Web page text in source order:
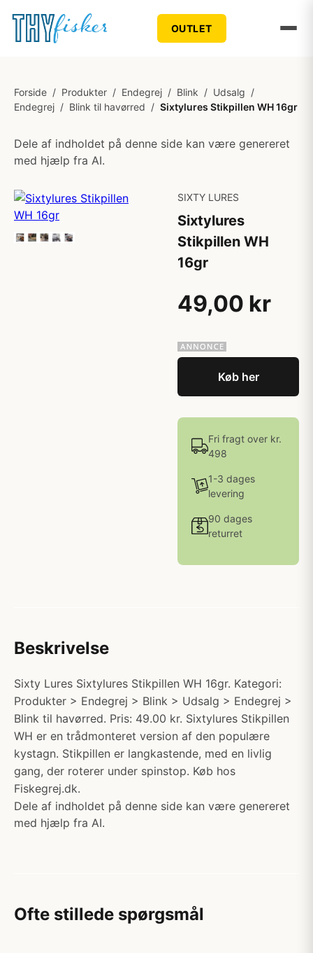
OUTLET
Forside / Produkter / Endegrej / Blink / Udsalg /
Endegrej / Blink til havørred / Sixtylures Stikpillen WH 16gr
Dele af indholdet på denne side kan være genereret
med hjælp fra AI.
SIXTY LURES
Sixtylures
Stikpillen WH
16gr
49,00 kr
Køb her
Fri fragt over kr.
498
1-3 dages
levering
90 dages
returret
Beskrivelse
Sixty Lures Sixtylures Stikpillen WH 16gr. Kategori:
Produkter > Endegrej > Blink > Udsalg > Endegrej >
Blink til havørred. Pris: 49.00 kr. Sixtylures Stikpillen
WH er en trådmonteret version af den populære
kystagn. Stikpillen er langkastende, med en livlig
gang, der roterer under spinstop. Køb hos
Fiskegrej.dk.
Dele af indholdet på denne side kan være genereret
med hjælp fra AI.
Ofte stillede spørgsmål